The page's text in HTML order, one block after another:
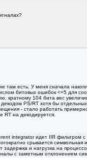
там есть. У меня сначала
битовых ошибок <=5 для
кратному 104 бита вес
PS/RT хотя бы
- стало работать
RT на декодируется.
integrator идет IIR фильтром
срывается символьная
и нагрузка на
с заметным отклонением